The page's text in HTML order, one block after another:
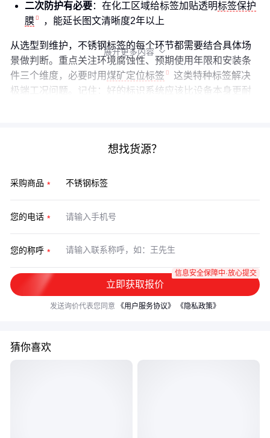
二次防护有必要：在化工区域给标签加贴透明标签保护
膜
，能延长图文清晰度2年以上
从选型到维护，不锈钢标签的每个环节都需要结合具体场
景做判断。重点关注环境腐蚀性、预期使用年限和安装条
件三个维度，必要时用煤矿定位标签
这类特种标签解决
极端工况问题。记住：好的标识系统应该比设备本身更耐
展开更多内容 
想找货源？
采购商品
您的电话
您的称呼
立即获取报价
信息安全保障中·放心提交
发送询价代表您同意 《用户服务协议》 《隐私政策》
猜你喜欢